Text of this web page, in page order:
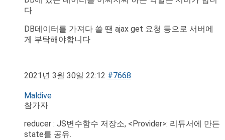
다
DB데이터를 가져다 쓸 땐 ajax get 요청 등으로 서버에
게 부탁해야합니다
2021년 3월 30일 22:12 #7668
Maldive
참가자
reducer : JS변수함수 저장소, <Provider>: 리듀서에 만든
state를 공유.